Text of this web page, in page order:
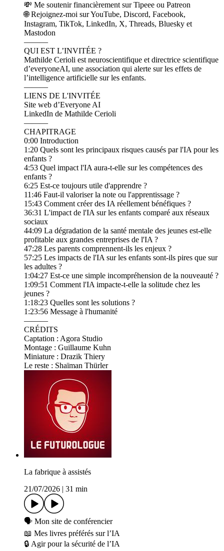
💸 Me soutenir financièrement sur Tipeee ou Patreon
🌐 Rejoignez-moi sur YouTube, Discord, Facebook,
Instagram, TikTok, LinkedIn, X, Threads, Bluesky et
Mastodon
———
QUI EST L’INVITÉE ?
Mathilde Cerioli est neuroscientifique et directrice scientifique
d’everyoneAI, une association qui alerte sur les effets de
l’intelligence artificielle sur les enfants.
———
LIENS DE L'INVITÉE
Site web d’Everyone AI
LinkedIn de Mathilde Cerioli
———
CHAPITRAGE
0:00 Introduction
1:20 Quels sont les principaux risques causés par l'IA pour les
enfants ?
4:53 Quel impact l'IA aura-t-elle sur les compétences des
enfants ?
6:25 Est-ce toujours utile d'apprendre ?
11:46 Faut-il valoriser la note ou l'apprentissage ?
15:43 Comment créer des IA réellement bénéfiques ?
36:31 L'impact de l'IA sur les enfants comparé aux réseaux
sociaux
44:09 La dégradation de la santé mentale des jeunes est-elle
profitable aux grandes entreprises de l'IA ?
47:28 Les parents comprennent-ils les enjeux ?
57:25 Les impacts de l'IA sur les enfants sont-ils pires que sur
les adultes ?
1:04:27 Est-ce une simple incompréhension de la nouveauté ?
1:09:51 Comment l'IA impacte-t-elle la solitude chez les
jeunes ?
1:18:23 Quelles sont les solutions ?
1:23:56 Message à l'humanité
———
CRÉDITS
Captation : Agora Studio
Montage : Guillaume Kuhn
Miniature : Drazik Thiery
Le reste : Shaïman Thürler
La fabrique à assistés
21/07/2026
31 min
🗣️ ⁠⁠⁠⁠⁠⁠⁠⁠⁠⁠Mon site⁠⁠⁠⁠⁠⁠⁠⁠⁠⁠ de conférencier
📖 ⁠⁠⁠⁠⁠⁠⁠Mes livres préférés sur l’IA⁠⁠⁠⁠⁠⁠⁠
🔒 Agir pour la sécurité de l’IA